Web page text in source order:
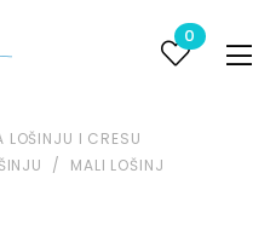
0
I CRESU
MALI LOŠINJ